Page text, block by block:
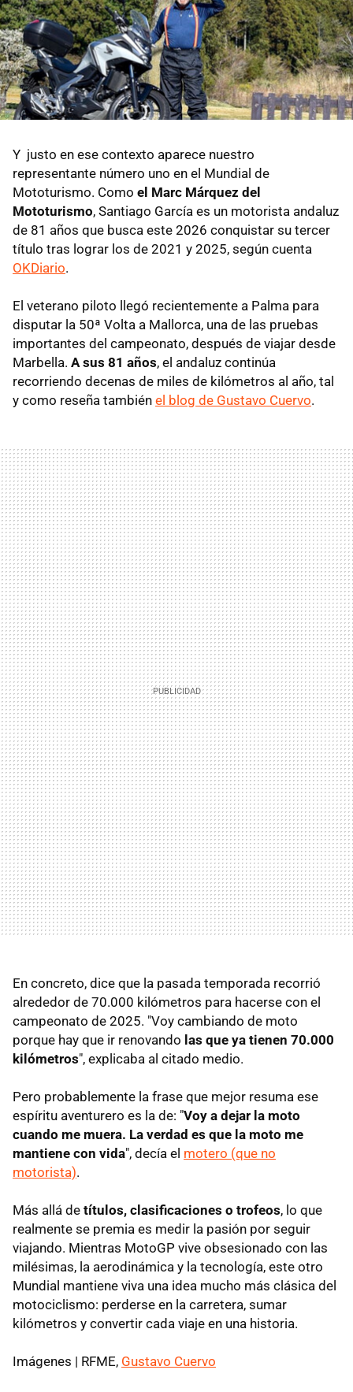
Y justo en ese contexto aparece nuestro
representante número uno en el Mundial de
Mototurismo. Como el Marc Márquez del
Mototurismo, Santiago García es un motorista andaluz
de 81 años que busca este 2026 conquistar su tercer
título tras lograr los de 2021 y 2025, según cuenta
OKDiario.
El veterano piloto llegó recientemente a Palma para
disputar la 50ª Volta a Mallorca, una de las pruebas
importantes del campeonato, después de viajar desde
Marbella. A sus 81 años, el andaluz continúa
recorriendo decenas de miles de kilómetros al año, tal
y como reseña también el blog de Gustavo Cuervo.
En concreto, dice que la pasada temporada recorrió
alrededor de 70.000 kilómetros para hacerse con el
campeonato de 2025. "Voy cambiando de moto
porque hay que ir renovando las que ya tienen 70.000
kilómetros", explicaba al citado medio.
Pero probablemente la frase que mejor resuma ese
espíritu aventurero es la de: "Voy a dejar la moto
cuando me muera. La verdad es que la moto me
mantiene con vida", decía el motero (que no
motorista).
Más allá de títulos, clasificaciones o trofeos, lo que
realmente se premia es medir la pasión por seguir
viajando. Mientras MotoGP vive obsesionado con las
milésimas, la aerodinámica y la tecnología, este otro
Mundial mantiene viva una idea mucho más clásica del
motociclismo: perderse en la carretera, sumar
kilómetros y convertir cada viaje en una historia.
Imágenes | RFME, Gustavo Cuervo